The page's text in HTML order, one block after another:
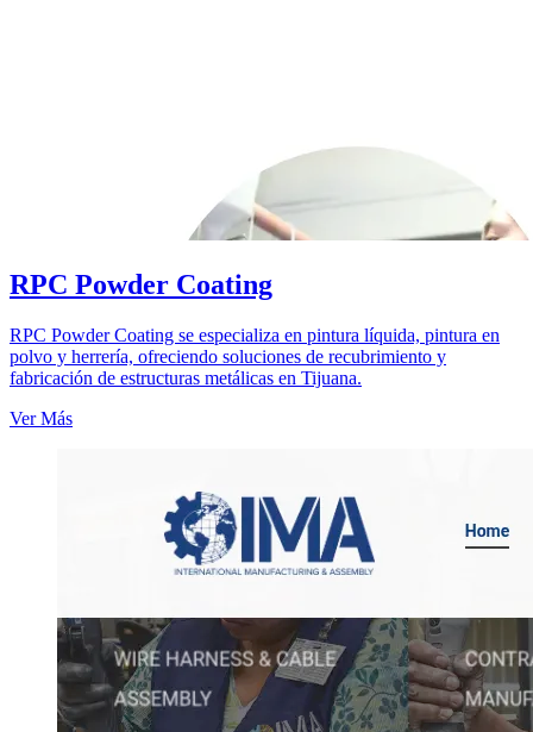
RPC Powder Coating
RPC Powder Coating se especializa en pintura líquida, pintura en
polvo y herrería, ofreciendo soluciones de recubrimiento y
fabricación de estructuras metálicas en Tijuana.
Ver Más